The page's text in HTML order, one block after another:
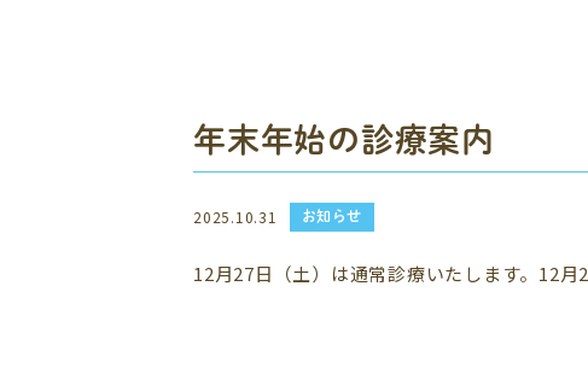
年末年始の診療案内
2025.10.31 お知らせ
12月27日（土）は通常診療いたします。12